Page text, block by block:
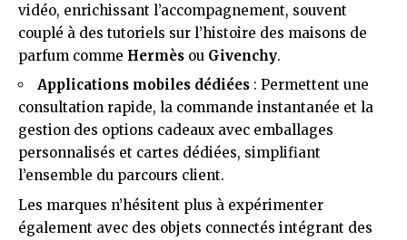
vidéo, enrichissant l’accompagnement, souvent
couplé à des tutoriels sur l’histoire des maisons de
parfum comme Hermès ou Givenchy.
Applications mobiles dédiées : Permettent une
consultation rapide, la commande instantanée et la
gestion des options cadeaux avec emballages
personnalisés et cartes dédiées, simplifiant
l’ensemble du parcours client.
Les marques n’hésitent plus à expérimenter
également avec des objets connectés intégrant des